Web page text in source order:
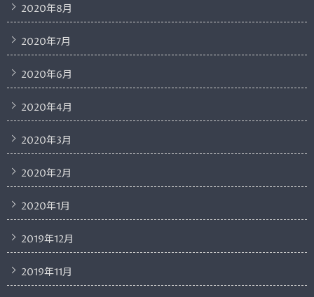
2020年8月
2020年7月
2020年6月
2020年4月
2020年3月
2020年2月
2020年1月
2019年12月
2019年11月